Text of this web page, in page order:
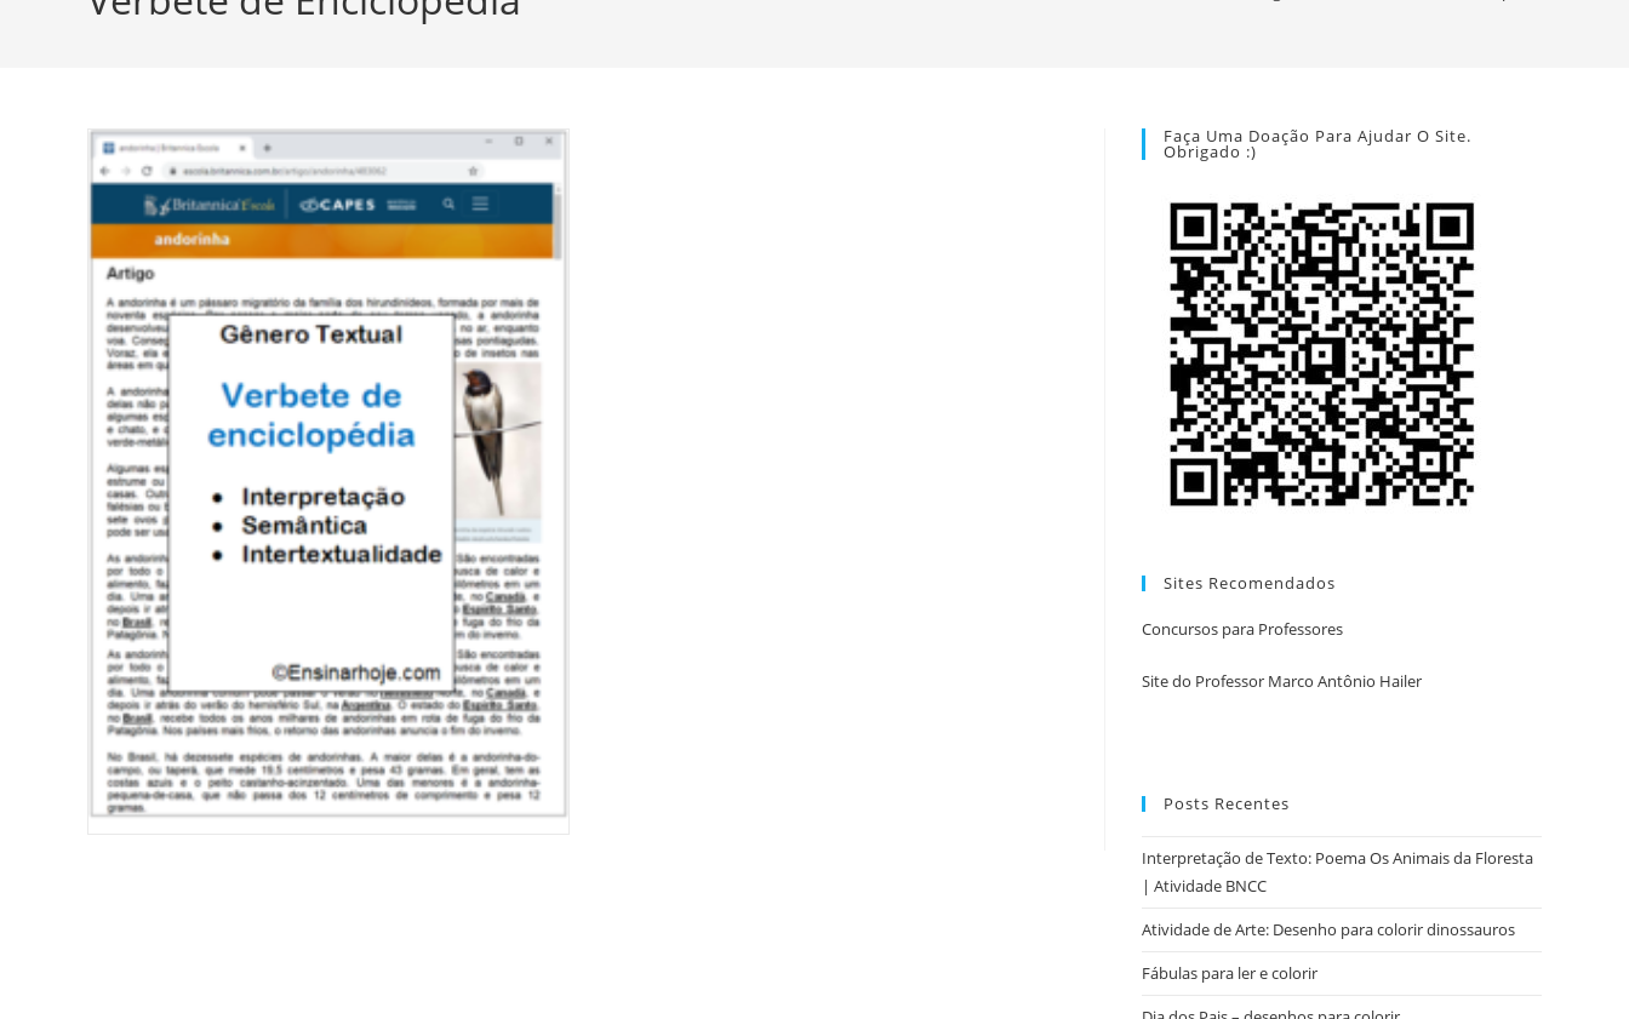
Faça Uma Doação Para Ajudar O Site.
Obrigado :)
Sites Recomendados
Concursos para Professores
Site do Professor Marco Antônio Hailer
Posts Recentes
Interpretação de Texto: Poema Os Animais da Floresta
| Atividade BNCC
Atividade de Arte: Desenho para colorir dinossauros
Fábulas para ler e colorir